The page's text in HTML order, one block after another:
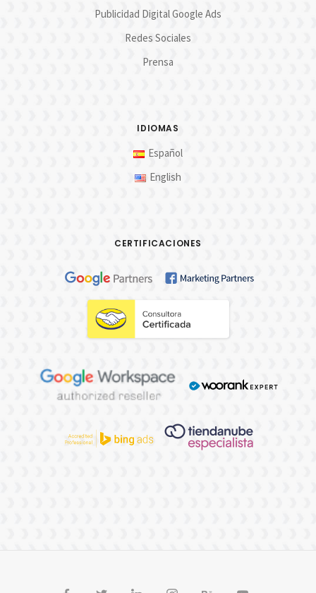
Publicidad Digital Google Ads
Redes Sociales
Prensa
IDIOMAS
Español
English
CERTIFICACIONES